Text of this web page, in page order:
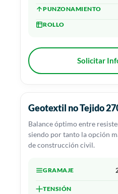
PUNZONAMIENTO
ROLLO
Solicitar
Geotextil no Tejido
Balance óptimo entre
siendo por tanto la opción
de construcción civil.
GRAMAJE
TENSIÓN